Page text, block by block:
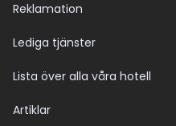
Reklamation
Lediga tjänster
Lista över alla våra hotell
Artiklar